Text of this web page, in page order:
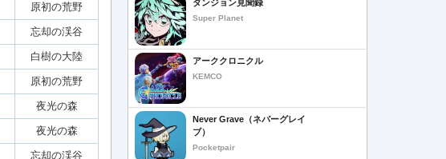
原初の荒野
忘却の渓谷
白樹の大陸
原初の荒野
夜光の森
夜光の森
忘却の渓谷
ダンジョン見聞録
Super Planet
アーククロニクル
KEMCO
Never Grave（ネバーグレイ
ブ）
Pocketpair